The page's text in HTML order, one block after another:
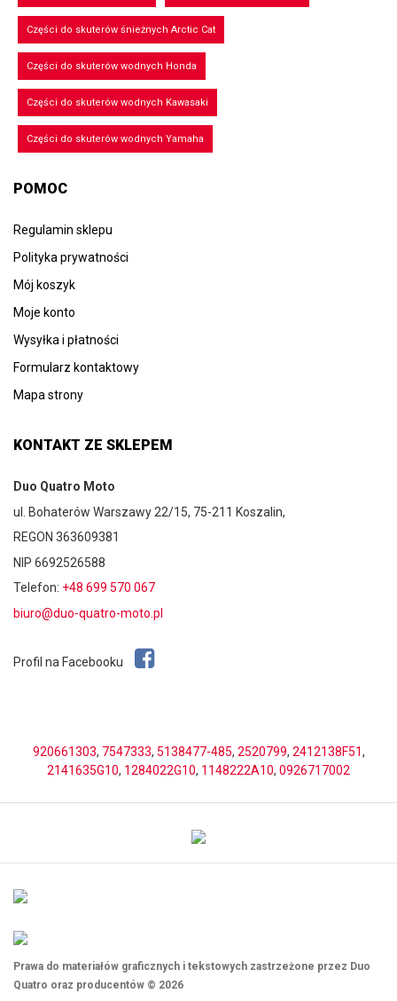
Części do skuterów śnieżnych Arctic Cat
Części do skuterów wodnych Honda
Części do skuterów wodnych Kawasaki
Części do skuterów wodnych Yamaha
POMOC
Regulamin sklepu
Polityka prywatności
Mój koszyk
Moje konto
Wysyłka i płatności
Formularz kontaktowy
Mapa strony
KONTAKT ZE SKLEPEM
Duo Quatro Moto
ul. Bohaterów Warszawy 22/15, 75-211 Koszalin,
REGON 363609381
NIP 6692526588
Telefon: +48 699 570 067
biuro@duo-quatro-moto.pl
Profil na Facebooku
920661303, 7547333, 5138477-485, 2520799, 2412138F51,
2141635G10, 1284022G10, 1148222A10, 0926717002
Prawa do materiałów graficznych i tekstowych zastrzeżone przez Duo
Quatro oraz producentów © 2026